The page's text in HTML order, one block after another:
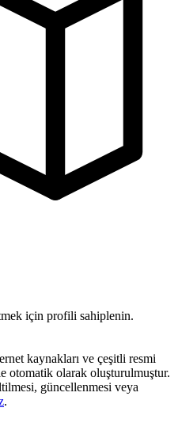
için profili sahiplenin.
kaynakları ve çeşitli resmi
otomatik olarak oluşturulmuştur.
güncellenmesi veya
.